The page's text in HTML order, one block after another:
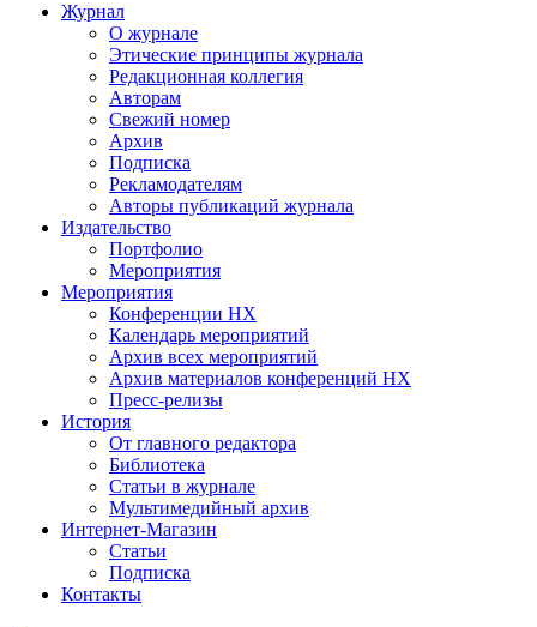
Журнал
О журнале
Этические принципы журнала
Редакционная коллегия
Авторам
Свежий номер
Архив
Подписка
Рекламодателям
Авторы публикаций журнала
Издательство
Портфолио
Мероприятия
Мероприятия
Конференции НХ
Календарь мероприятий
Архив всех мероприятий
Архив материалов конференций НХ
Пресс-релизы
История
От главного редактора
Библиотека
Статьи в журнале
Мультимедийный архив
Интернет-Магазин
Статьи
Подписка
Контакты